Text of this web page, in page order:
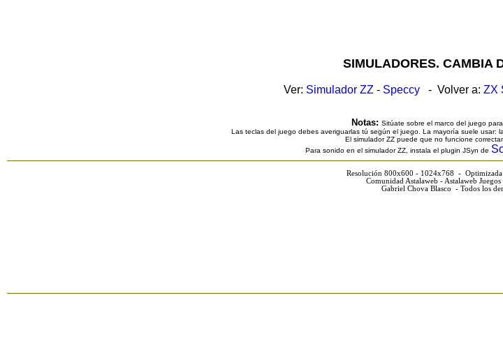
SIMULADORES. CAMBIA
Ver: Simulador ZZ - Speccy - Volver a: ZX
Notas: Sitúate sobre el marco del juego
Las teclas del juego debes averiguarlas tú según el juego. La mayoría suele
El simulador ZZ puede que no funcione
Para sonido en el simulador ZZ, instala el plugin JSyn de
Resolución 800x600 - 1024x768 -
Comunidad Astalaweb - Astalaweb
Gabriel Chova Blasco - Todos los